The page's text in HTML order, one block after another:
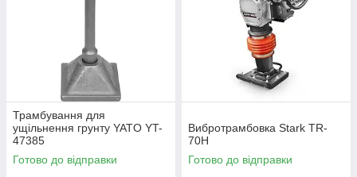
Трамбування для
ущільнення грунту YATO YT-
47385
Готово до відправки
Вибротрамбовка Stark TR-
70H
Готово до відправки